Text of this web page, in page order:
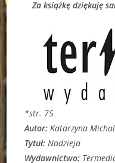
Za książkę dziękuję
*str. 75
Autor: Katarzyna
Tytuł: Nadzieja
Wydawnictwo: